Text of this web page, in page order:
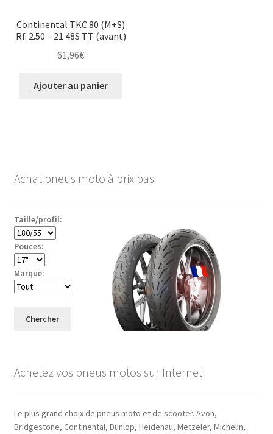
Continental TKC 80 (M+S)
Rf. 2.50 – 21 48S TT (avant)
61,96€
Ajouter au panier
Achat pneus moto à prix bas
Taille/profil:
Pouces:
Marque:
Chercher
Achetez vos pneus motos sur Internet
Le plus grand choix de pneus moto et de scooter. Avon,
Bridgestone, Continental, Dunlop, Heidenau, Metzeler, Michelin,